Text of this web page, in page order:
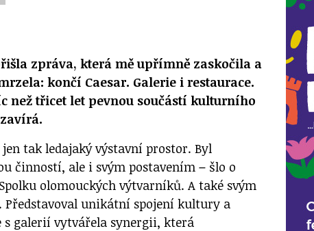
zpráva, která mě upřímně zaskočila a
končí Caesar. Galerie i restaurace.
než třicet let pevnou součástí kulturního
tak ledajaký výstavní prostor. Byl
činností, ale i svým postavením– šlo o
olomouckých výtvarníků. A také svým
Představoval unikátní spojení kultury a
s galerií vytvářela synergii, která